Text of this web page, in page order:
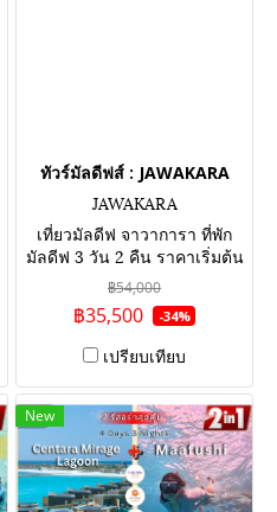
ทัวร์มัลดีฟส์ : JAWAKARA
JAWAKARA
เที่ยวมัลดีฟ จาวาการา ที่พัก
มัลดีฟ 3 วัน 2 คืน ราคาเริ่มต้น
36,600 บาท
฿54,000
฿35,500 -34%
เปรียบเทียบ
New